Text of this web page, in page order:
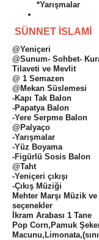
*Yarışmalar
SÜNNET İSLAMİ
@Yeniçeri
@Sunum- Sohbet-
Tilaveti ve Mevlit
@ 1 Semazen
@Mekan Süslemesi
-Kapı Tak Balon
-Papatya Balon
-Yere Serpme Balon
@Palyaço
-Yarışmalar
-Yüz Boyama
-Figürlü Sosis Balon
@Taht
-Yeniçeri çıkışı
-Çıkış Müziği
Mehter Marşı Müzik
seçenekler
İkram Arabası 1 Tane
Pop Corn,Pamuk